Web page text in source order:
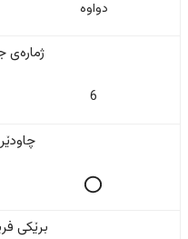
دواوە
ژمارەی
6
برێکی